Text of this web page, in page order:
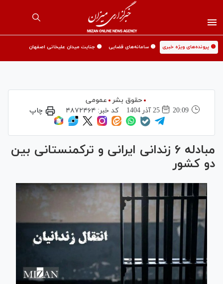
🟡 پرونده‌های ویژه خبری 🟡 سامانه‌های قضایی 🟡 جنایت میدان علیخانی اصفهان
حقوق بشر
عمومی
20:09
25 آذر 1404 کد خبر: ۴۸۷۲۴۶۴ چاپ
مبادله ۶ زندانی ایرانی و ترکمنستانی بین
دو کشور